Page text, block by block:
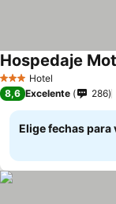
3 Estrellas
Hotel
Hospedaje
8,6 Excelente 286
Elige fechas